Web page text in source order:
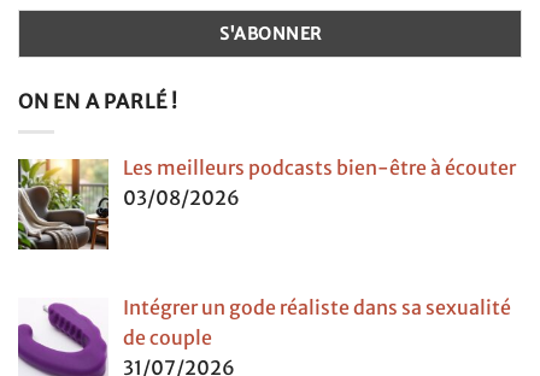
ON EN A PARLÉ !
Les meilleurs podcasts bien-être à écouter
03/08/2026
Intégrer un gode réaliste dans sa sexualité
de couple
31/07/2026